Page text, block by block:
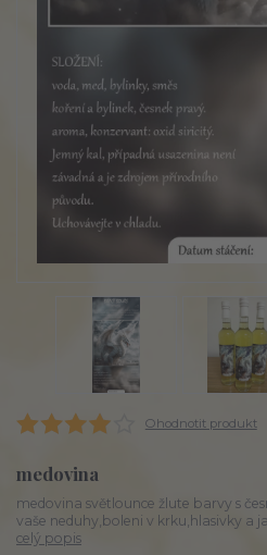
Ohodnotit produkt
medovina
medovina světlounce žlute barvy s
vaše neduhy,boleni v krku,hlasivky a
celý popis